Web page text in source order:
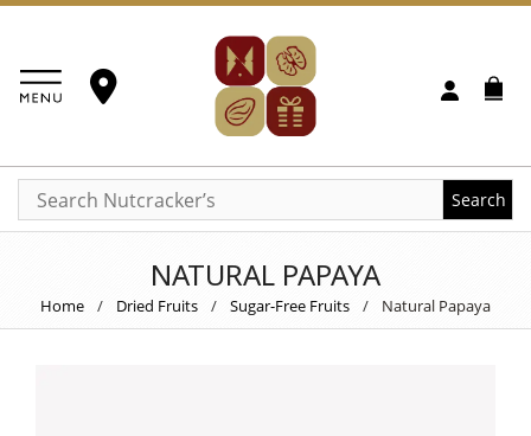
Search
NATURAL PAPAYA
Home / Dried Fruits / Sugar-Free Fruits / Natural Papaya